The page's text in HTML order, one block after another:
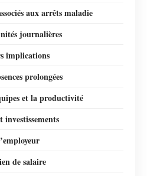
aux arrêts maladie
journalières
implications
prolongées
et la productivité
investissements
de salaire